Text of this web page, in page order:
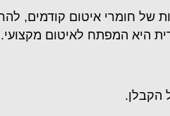
של חומרי איטום קודמים,
היא המפתח לאיטום מקצועי.
הקבלן.